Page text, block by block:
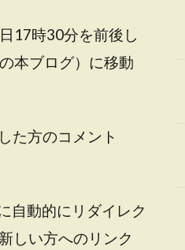
17時30分を前後し
本ブログ）に移動
た方のコメント
自動的にリダイレク
しい方へのリンク